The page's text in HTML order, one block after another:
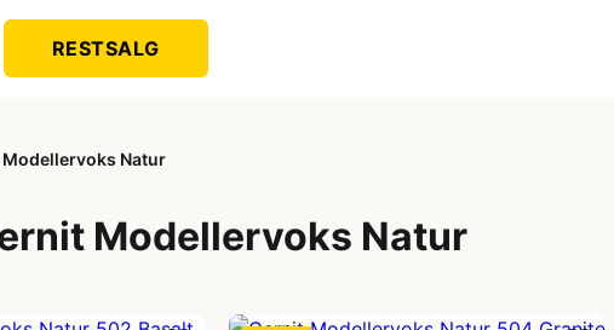
RESTSALG
Natur
Modellervoks Natur